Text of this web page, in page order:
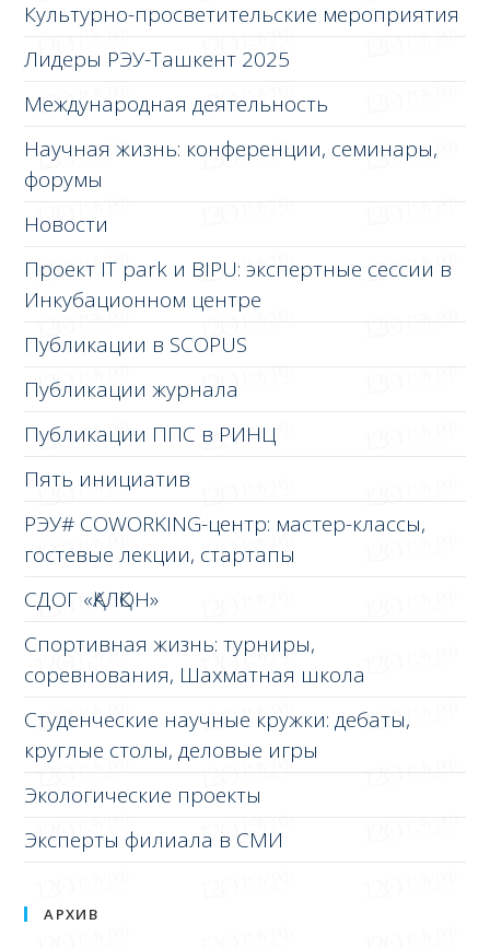
Культурно-просветительские мероприятия
Лидеры РЭУ-Ташкент 2025
Международная деятельность
Научная жизнь: конференции, семинары,
форумы
Новости
Проект IT park и BIPU: экспертные сессии в
Инкубационном центре
Публикации в SCOPUS
Публикации журнала
Публикации ППС в РИНЦ
Пять инициатив
РЭУ# COWORKING-центр: мастер-классы,
гостевые лекции, стартапы
СДОГ «ҚАЛҚОН»
Спортивная жизнь: турниры,
соревнования, Шахматная школа
Студенческие научные кружки: дебаты,
круглые столы, деловые игры
Экологические проекты
Эксперты филиала в СМИ
АРХИВ